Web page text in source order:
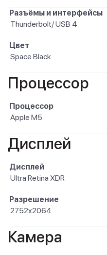
Разъёмы и интерфейсы
Thunderbolt/ USB 4
Цвет
Space Black
Процессор
Процессор
Apple M5
Дисплей
Дисплей
Ultra Retina XDR
Разрешение
2752x2064
Камера